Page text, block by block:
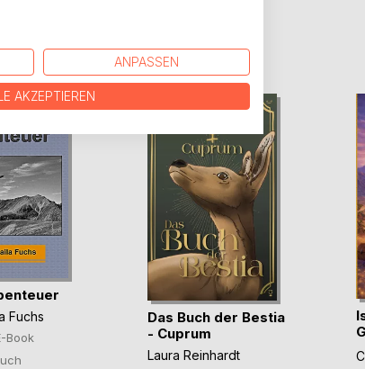
TITEL BEIBoD
Fuchs
Book
Das Buch der Bestia
- Cuprum
Laura Reinhardt
ANPASSEN
AKZEPTIEREN